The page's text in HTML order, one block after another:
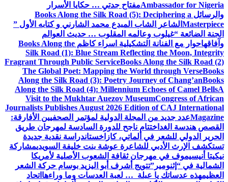
Ambassador for Nigeriaمفتاح جدتي … حكايا الأسرار
والرسائل Books Along the Silk Road (5): Deciphering a
Masterpiece الشاعر الشاب المبدع محمد الشارني و كتابه الأول ”
الجنة الضائعة “غيلوب وعالمه المقلوب … حديث العوالم
وآفاقهاحوار مع الفنانة التشكيلية اسراء كاظم Books Along the
Silk Road (1): Blue Stream Reflecting the Moon, Integrity
Fragrant Through Public ServiceBooks Along the Silk Road (2)
The Global Poet: Mapping the World through VerseBooks
Along the Silk Road (3): Poetry Journey of Chang’anBooks
Along the Silk Road (4): Millennium Echoes of Camel BellsA
Visit to the Mukhtar Auezov MuseumCongress of African
Journalists Publishes August 2026 Edition of CAJ International
Magazineعدد جديد من المجلة الدولية لمؤتمر الصحفيين الأفارقة:
القصص هندسة الغد اختتام ناجح للدورة السادسة لمهرجان طريق
الحرير الدولي للشعر في ألماتي، كازاخستاندراسة نقدية جديدة
تستكشف الإرث الأدبي للشاعرة عوشة بنت خليفة السويديمشاركة
نيكيتا أنيسيموف في مهرجان ثقافة الشعوب الأصلية لأمريكا
الشمالية في “إثنومير”تتويج أشرف أبو اليزيد بوسام حركة الشعر
العظيمهذه عدساتك يا عبلة … لعبة العدسات وما وراءها اتحاد